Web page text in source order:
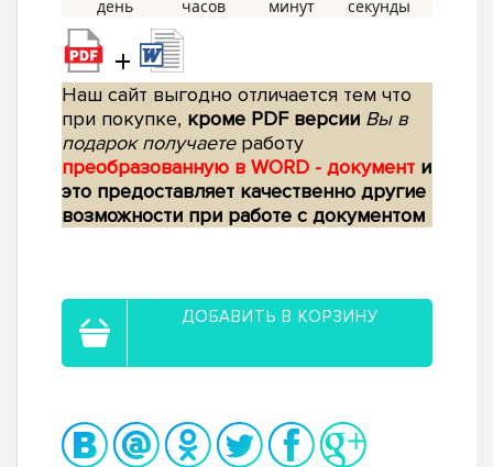
+
Наш сайт выгодно отличается тем что
при покупке, кроме PDF версии Вы в
подарок получаетеработу
преобразованную в WORD - документ и
это предоставляет качественно другие
возможности при работе с документом
ДОБАВИТЬ В КОРЗИНУ